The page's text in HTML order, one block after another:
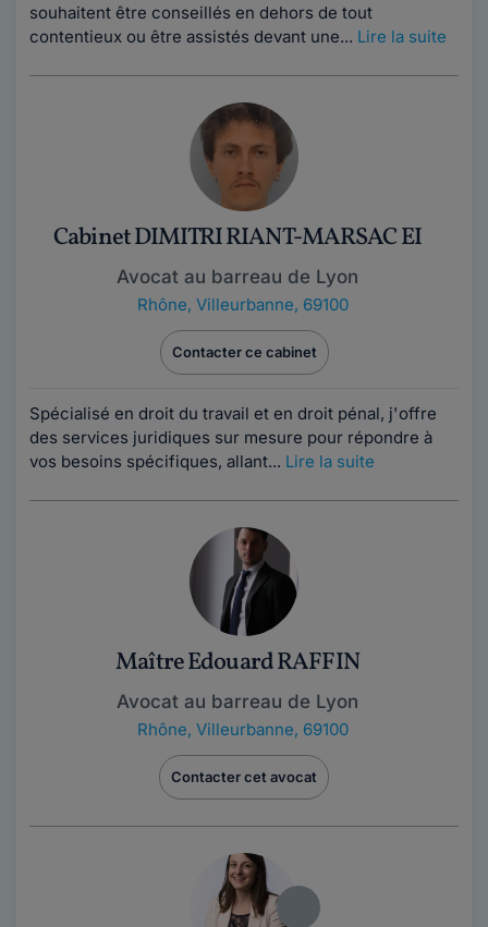
souhaitent être conseillés en dehors de tout
contentieux ou être assistés devant une... Lire la suite
Cabinet DIMITRI RIANT-MARSAC EI
Avocat au barreau de Lyon
Rhône, Villeurbanne, 69100
Contacter ce cabinet
Spécialisé en droit du travail et en droit pénal, j'offre
des services juridiques sur mesure pour répondre à
vos besoins spécifiques, allant... Lire la suite
Maître Edouard RAFFIN
Avocat au barreau de Lyon
Rhône, Villeurbanne, 69100
Contacter cet avocat